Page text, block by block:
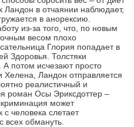
в отчаянии наблюдает,
в анорексию.
из-за того, что, по новым
весом плохо
Глория попадает в
Здоровья. Толстяки
А потом исчезают просто
Хелена, Ландон отправляется
реалистичный и
роман Осы Эриксдоттер –
может
с человека слетает
всех обмануть.